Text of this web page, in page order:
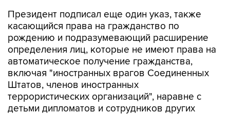
рождению и подразумевающий расширение
определения лиц, которые не имеют права на
автоматическое получение гражданства,
включая "иностранных врагов Соединенных
Штатов, членов иностранных
террористических организаций", наравне с
детьми дипломатов и сотрудников других
признанных международных организаций.